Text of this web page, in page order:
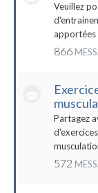
Veuillez
apportées
866
Partagez
572